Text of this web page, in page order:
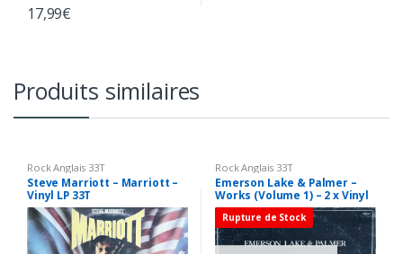
17,99€
Produits similaires
Rock Anglais 33T
Steve Marriott – Marriott –
Vinyl LP 33T
Rock Anglais 33T
Emerson Lake & Palmer –
Works (Volume 1) – 2 x Vinyl
LP 33T
Rupture de Stock